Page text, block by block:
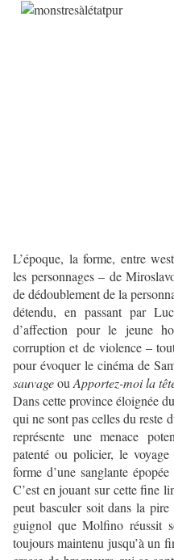
L’époque, la forme, entre
les personnages – de
de dédoublement de la
détendu, en passant par
d’affection pour le jeune
corruption et de violence –
pour évoquer le cinéma de
sauvageou Apportez-moi la
Dans cette province éloignée
qui ne sont pas celles du reste
représente une menace
patenté ou policier, le
forme d’une sanglante
C’est en jouant sur cette fine
peut basculer soit dans la
guignol que Molfino réussit
toujours maintenu jusqu’à un